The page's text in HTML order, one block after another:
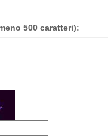
500 caratteri):